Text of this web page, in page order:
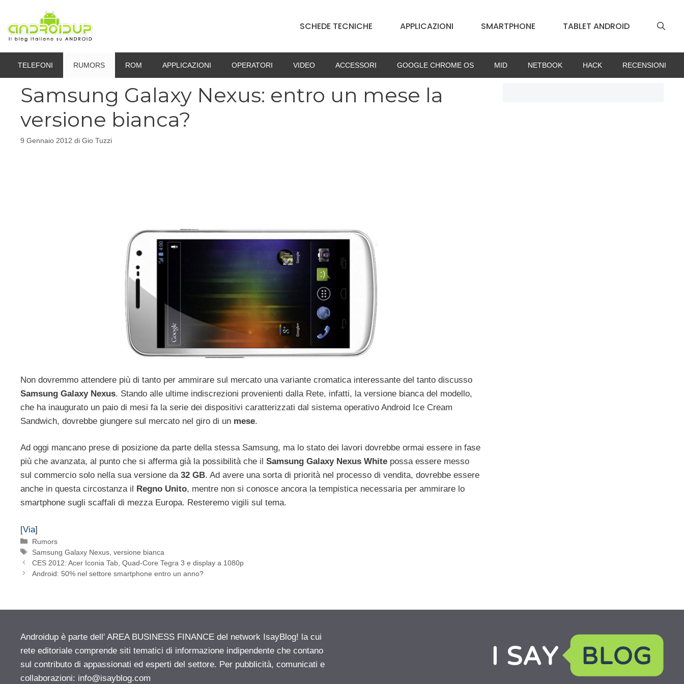
contenuto
SCHEDE TECNICHE APPLICAZIONI SMARTPHONE TABLET ANDROID
TELEFONI RUMORS ROM APPLICAZIONI OPERATORI VIDEO ACCESSORI GOOGLE CHROME OS MID NETBOOK HACK RECENSIONI
Samsung Galaxy Nexus: entro un mese la
versione bianca?
9 Gennaio 2012 di Gio Tuzzi
Non dovremmo attendere più di tanto per ammirare sul mercato una variante cromatica interessante del tanto discusso
Samsung Galaxy Nexus. Stando alle ultime indiscrezioni provenienti dalla Rete, infatti, la versione bianca del modello,
che ha inaugurato un paio di mesi fa la serie dei dispositivi caratterizzati dal sistema operativo Android Ice Cream
Sandwich, dovrebbe giungere sul mercato nel giro di un mese.
Ad oggi mancano prese di posizione da parte della stessa Samsung, ma lo stato dei lavori dovrebbe ormai essere in fase
più che avanzata, al punto che si afferma già la possibilità che il Samsung Galaxy Nexus White possa essere messo
sul commercio solo nella sua versione da 32 GB. Ad avere una sorta di priorità nel processo di vendita, dovrebbe essere
anche in questa circostanza il Regno Unito, mentre non si conosce ancora la tempistica necessaria per ammirare lo
smartphone sugli scaffali di mezza Europa. Resteremo vigili sul tema.
[Via]
Categorie
Rumors
Tag
Samsung Galaxy Nexus ,versione bianca
CES 2012: Acer Iconia Tab, Quad-Core Tegra 3 e display a 1080p
Android: 50% nel settore smartphone entro un anno?
Androidup è parte dell' AREA BUSINESS FINANCE del network IsayBlog! la cui
rete editoriale comprende siti tematici di informazione indipendente che contano
sul contributo di appassionati ed esperti del settore. Per pubblicità, comunicati e
collaborazioni: info@isayblog.com